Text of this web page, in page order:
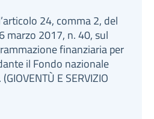
24, comma 2, del
marzo 2017, n. 40, sul
finanziaria per
il Fondo nazionale
E SERVIZIO